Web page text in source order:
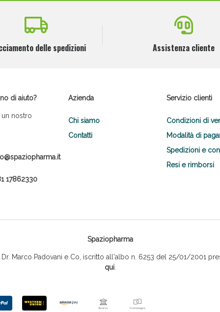
delle spedizioni Assistenza cliente
di aiuto?
un nostro
17862330
Azienda
Chi siamo
Contatti
Servizio clienti
Condizioni di
Modalità di
Spedizioni e
Resi e rimborsi
Spaziopharma
Marco Padovani e Co, iscritto all'albo n. 6253 del 25/01/2001
qui.
Intestinale: Sconto fino al 55% valido